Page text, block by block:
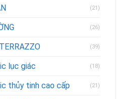
(21)
(26)
(39)
lục giác (18)
thủy tinh cao cấp (21)